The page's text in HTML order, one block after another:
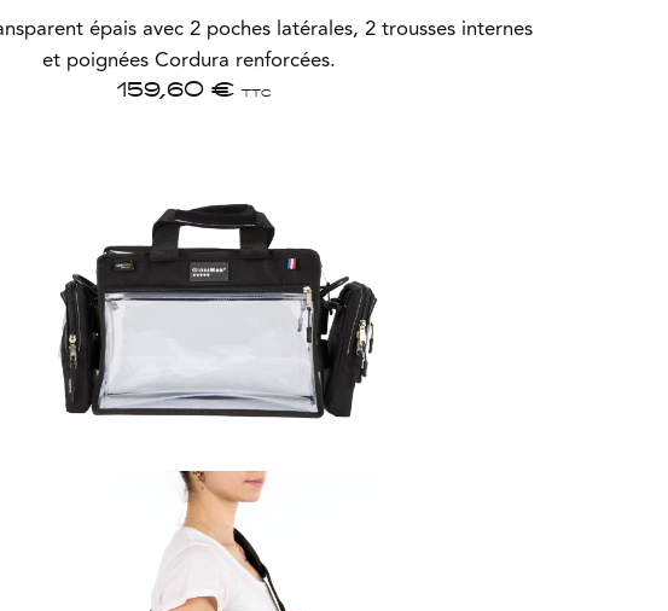
épais avec 2 poches latérales, 2 trousses internes
et poignées Cordura renforcées.
159,60 € TTC